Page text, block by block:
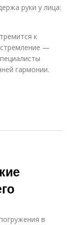
руки у лица:
к
—
гармонии.
в